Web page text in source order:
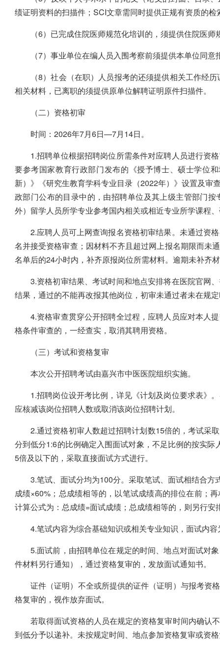
绩证明资料的扫描件；SCI文章需同时提供正规有资质的
（6）已完成住院医师规范化培训的，须提供住院医
（7）事业单位在编人员入围考察前须提供本单位同
（8）社会（在职）人员报考的还须提供相关工作经
相关材料，已离职的须提供原单位解聘证明原件扫描件。
（二）资格初审
时间：2026年7月6日—7月14日。
1.招聘单位根据招聘岗位所需条件对应聘人员进行资
要参考国家教育行政部门发布的《授予博士、硕士学位
新）》《研究生教育学科专业目录（2022年）》设置及审
政部门公布的目录中的，由招聘单位及其上级主管部门
外）留学人员所学专业参考国内相关或相近专业所学课程
2.应聘人员可上网查询报名资格初审结果。未通过资
名并接受资格审查；因材料不齐且超过网上报名期限而未
名单后的24小时内，补齐原报岗位所需材料。逾期未补齐
3.资格初审结果、考试时间和地点安排将在医院官网
结果，通过的不能再改报其他岗位，初审未通过者未在规
4.资格审查贯穿公开招聘全过程，应聘人员应对本人
格条件审查的，一经查实，取消其聘用资格。
（三）考试和资格复审
本次公开招聘考试由嘉兴市中医医院组织实施。
1.招聘岗位设开考比例，详见《计划及岗位要求表》
应核减该岗位招聘人数或取消该岗位招聘计划。
2.通过资格初审人数超过招聘计划数15倍的，考试采
分到低分1:6的比例确定入围面试对象，不足比例的按实
5倍及以下的，采取直接面试方式进行。
3.笔试、面试分均为100分。采取笔试、面试相结合
成绩×60%；总成绩相等的，以笔试成绩高的排位在前；
计算公式为：总成绩=面试成绩；总成绩相等的，则另行安
4.笔试内容为综合基础知识或相关专业知识，面试内
5.面试前，由招聘单位在规定的时间、地点对面试对
件材料另行通知），通过资格复审的，发放面试通知书。
证件（证明）不全或所提供的证件（证明）与报考资
格复审的，视作放弃面试。
若取得面试资格的人员在规定的资格复审时间内确认
到低分予以递补。未按规定时间、地点参加资格复审或资